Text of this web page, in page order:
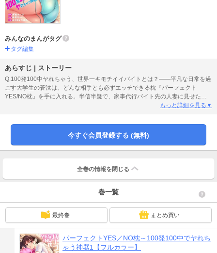
みんなのまんがタグ
タグ編集
あらすじ | ストーリー
Q.100発100中ヤれちゃう、世界一キモチイイバイトとは？――平凡な日常を過
ごす大学生の蒼汰は、どんな相手とも必ずエッチできる枕『パーフェクト
YES/NO枕』を手に入れる。半信半疑で、家事代行バイト先の人妻に見せた
ら…欲求不満丸出しのトロ顔で誘ってきて！？さらに職場の生意気女子も、気
先のツンツン美女もモノにできるはず…！どんな美女も思いのまま、絶対YES
もっと詳細を見る▼
今すぐ会員登録する (無料)
全巻の情報を 閉じる
巻一覧
最終巻 まとめ買い
パーフェクトYES／NO枕～100発100中でヤれち
ゃう神器1【フルカラー】